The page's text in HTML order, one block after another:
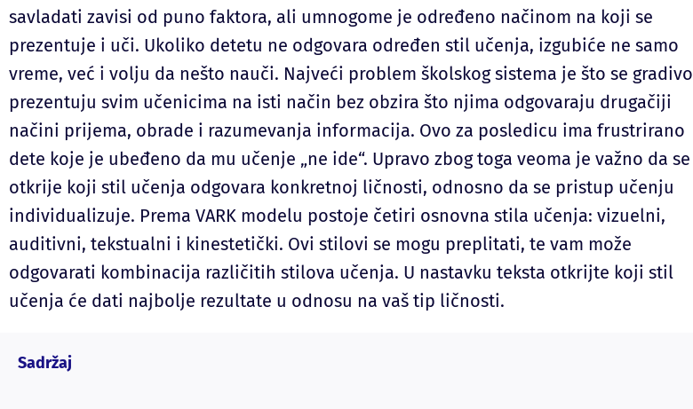
savladati zavisi od puno faktora, ali umnogome je određeno načinom na koji se
prezentuje i uči. Ukoliko detetu ne odgovara određen stil učenja, izgubiće ne samo
vreme, već i volju da nešto nauči. Najveći problem školskog sistema je što se gradivo
prezentuju svim učenicima na isti način bez obzira što njima odgovaraju drugačiji
načini prijema, obrade i razumevanja informacija. Ovo za posledicu ima frustrirano
dete koje je ubeđeno da mu učenje „ne ide“. Upravo zbog toga veoma je važno da se
otkrije koji stil učenja odgovara konkretnoj ličnosti, odnosno da se pristup učenju
individualizuje. Prema VARK modelu postoje četiri osnovna stila učenja: vizuelni,
auditivni, tekstualni i kinestetički. Ovi stilovi se mogu preplitati, te vam može
odgovarati kombinacija različitih stilova učenja. U nastavku teksta otkrijte koji stil
učenja će dati najbolje rezultate u odnosu na vaš tip ličnosti.
Sadržaj